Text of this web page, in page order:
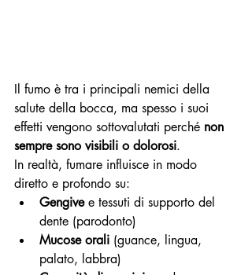
Il fumo è tra i principali nemici della
salute della bocca, ma spesso i suoi
effetti vengono sottovalutati perché non
sempre sono visibili o dolorosi.
In realtà, fumare influisce in modo
diretto e profondo su:
Gengive e tessuti di supporto del
dente (parodonto)
Mucose orali (guance, lingua,
palato, labbra)